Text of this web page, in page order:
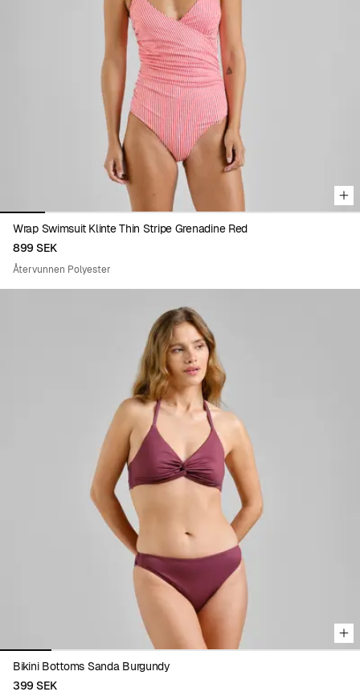
Viewing image 1 of 8
Wrap Swimsuit Klinte Thin Stripe Grenadine Red
899 SEK
Återvunnen Polyester
Viewing image 1 of 7
Bikini Bottoms Sanda Burgundy
399 SEK